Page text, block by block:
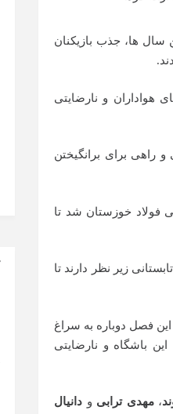
سال ها، جذب بازیکنان
هواداران و نارضایتی
راهی برای برانگیختن
فولاد خوزستان شد تا
زیر نظر دارند تا
فصل دوباره به سراغ
باشگاه و نارضایتی
،مهدی ترابی و دانیال